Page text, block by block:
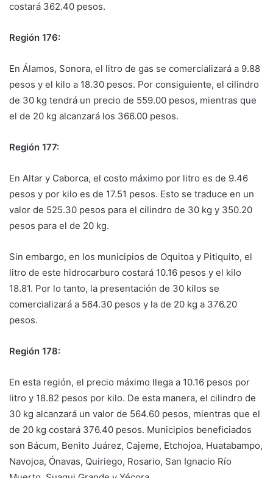
costará 362.40 pesos.
Región 176:
En Álamos, Sonora, el litro de gas se comercializará a 9.88
pesos y el kilo a 18.30 pesos. Por consiguiente, el cilindro
de 30 kg tendrá un precio de 559.00 pesos, mientras que
el de 20 kg alcanzará los 366.00 pesos.
Región 177:
En Altar y Caborca, el costo máximo por litro es de 9.46
pesos y por kilo es de 17.51 pesos. Esto se traduce en un
valor de 525.30 pesos para el cilindro de 30 kg y 350.20
pesos para el de 20 kg.
Sin embargo, en los municipios de Oquitoa y Pitiquito, el
litro de este hidrocarburo costará 10.16 pesos y el kilo
18.81. Por lo tanto, la presentación de 30 kilos se
comercializará a 564.30 pesos y la de 20 kg a 376.20
pesos.
Región 178:
En esta región, el precio máximo llega a 10.16 pesos por
litro y 18.82 pesos por kilo. De esta manera, el cilindro de
30 kg alcanzará un valor de 564.60 pesos, mientras que el
de 20 kg costará 376.40 pesos. Municipios beneficiados
son Bácum, Benito Juárez, Cajeme, Etchojoa, Huatabampo,
Navojoa, Ónavas, Quiriego, Rosario, San Ignacio Río